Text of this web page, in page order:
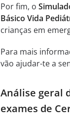
Por fim, o
Básico Vida
crianças em
Para mais
vão ajudar-te a
Análise geral
exames de